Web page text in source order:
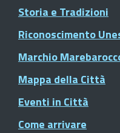
Storia e Tradizioni
Riconoscimento
Marchio
Mappa della Città
Eventi in Città
Come arrivare